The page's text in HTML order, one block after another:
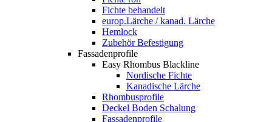
Fichte behandelt
europ.Lärche / kanad. Lärche
Hemlock
Zubehör Befestigung
Fassadenprofile
Easy Rhombus Blackline
Nordische Fichte
Kanadische Lärche
Rhombusprofile
Deckel Boden Schalung
Fassadenprofile